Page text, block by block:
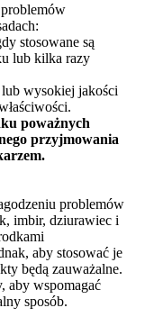
problemów
stosowane są
lub kilka razy
wysokiej jakości
poważnych
przyjmowania
problemów
imbir, dziurawiec i
aby stosować je
będą zauważalne.
aby wspomagać
sposób.